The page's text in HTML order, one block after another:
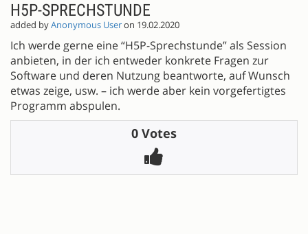
H5P-SPRECHSTUNDE
added byAnonymous Useron 19.02.2020
Ich werde gerne eine “H5P-Sprechstunde” als Session
anbieten, in der ich entweder konkrete Fragen zur
Software und deren Nutzung beantworte, auf Wunsch
etwas zeige, usw. – ich werde aber kein vorgefertigtes
Programm abspulen.
0 Votes